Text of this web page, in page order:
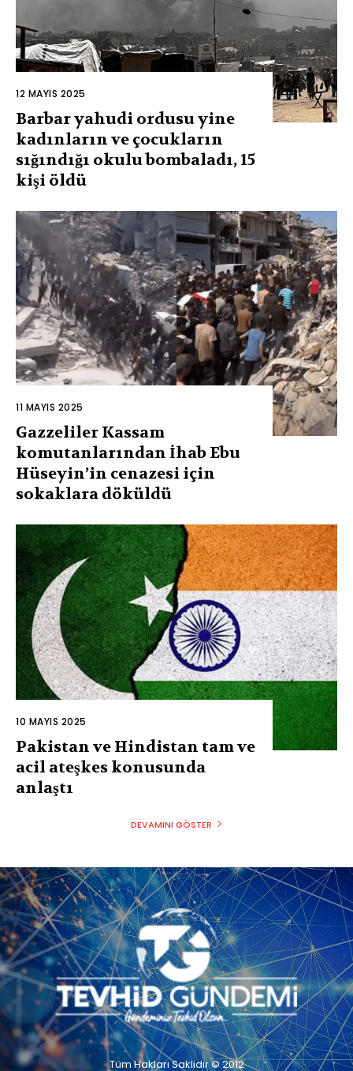
12 MAYIS 2025
Barbar yahudi ordusu yine
kadınların ve çocukların
sığındığı okulu bombaladı, 15
kişi öldü
11 MAYIS 2025
Gazzeliler Kassam
komutanlarından İhab Ebu
Hüseyin’in cenazesi için
sokaklara döküldü
10 MAYIS 2025
Pakistan ve Hindistan tam ve
acil ateşkes konusunda
anlaştı
DEVAMINI GÖSTER
Tüm Hakları Saklıdır © 2012